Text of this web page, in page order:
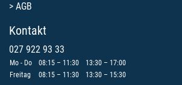
> AGB
Kontakt
027 922 93 33
Mo - Do 08:15 – 11:30
13:30 – 17:00
Freitag
08:15 – 11:30 13:30 – 15:30